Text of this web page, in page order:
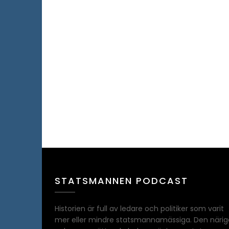
STATSMANNEN PODCAST
Historien är full av ledare och politiker som varit
mer eller mindre statsmannamässiga. Den